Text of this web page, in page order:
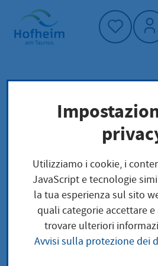
Home"
Pagina iniziale
Cultura,
Città gemellate
Pruszcz
Pruszcz
Utilizziamo i cookie, i
JavaScript e tecnologie
la tua esperienza sul sito
quali categorie accettare
trovare ulteriori
Avvisi sulla protezione dei